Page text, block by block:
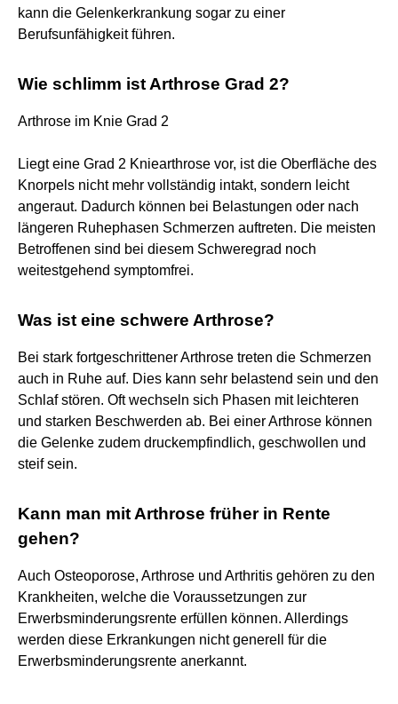
kann die Gelenkerkrankung sogar zu einer
Berufsunfähigkeit führen.
Wie schlimm ist Arthrose Grad 2?
Arthrose im Knie Grad 2
Liegt eine Grad 2 Kniearthrose vor, ist die Oberfläche des
Knorpels nicht mehr vollständig intakt, sondern leicht
angeraut. Dadurch können bei Belastungen oder nach
längeren Ruhephasen Schmerzen auftreten. Die meisten
Betroffenen sind bei diesem Schweregrad noch
weitestgehend symptomfrei.
Was ist eine schwere Arthrose?
Bei stark fortgeschrittener Arthrose treten die Schmerzen
auch in Ruhe auf. Dies kann sehr belastend sein und den
Schlaf stören. Oft wechseln sich Phasen mit leichteren
und starken Beschwerden ab. Bei einer Arthrose können
die Gelenke zudem druckempfindlich, geschwollen und
steif sein.
Kann man mit Arthrose früher in Rente
gehen?
Auch Osteoporose, Arthrose und Arthritis gehören zu den
Krankheiten, welche die Voraussetzungen zur
Erwerbsminderungsrente erfüllen können. Allerdings
werden diese Erkrankungen nicht generell für die
Erwerbsminderungsrente anerkannt.